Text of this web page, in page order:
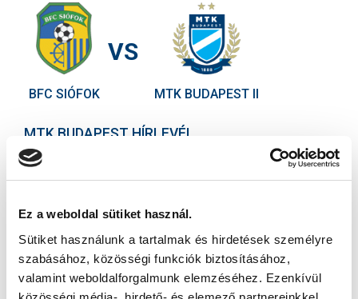
Ez a weboldal sütiket használ.
Sütiket használunk a tartalmak és hirdetések személyre
szabásához, közösségi funkciók biztosításához,
valamint weboldalforgalmunk elemzéséhez. Ezenkívül
BFC SIÓFOK
VS
MTK BUDAPEST II
MTK BUDAPEST HÍRLEVÉL
Ne maradjon le egy eseményről sem! Iratkozzon fel ingyenes
hírlevelünkre:
Elfogadom azAdatvédelmi tájékoztatót!